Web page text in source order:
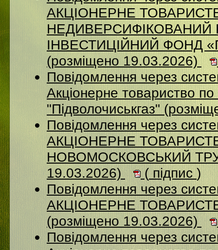
АКЦІОНЕРНЕ
ІНВЕСТИЦІЙНИЙ ФОНД
(розміщено 19.03.2026)
Повідомлення через
Акціонерне товариство по
"Підволочиськгаз"
Повідомлення через
АКЦIОНЕРНЕ
НОВОМОСКОВСЬКИЙ
19.03.2026)
( підпис )
Повідомлення через
АКЦІОНЕРНЕ
(розміщено 19.03.2026)
Повідомлення через